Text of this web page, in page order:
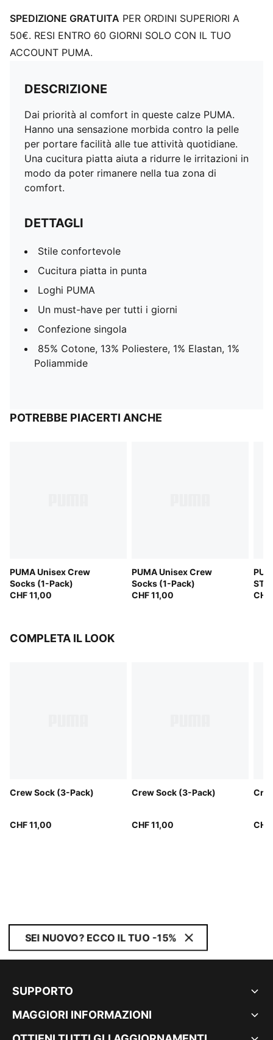
SPEDIZIONE GRATUITA PER ORDINI SUPERIORI A
50€. RESI ENTRO 60 GIORNI SOLO CON IL TUO
ACCOUNT PUMA.
DESCRIZIONE
Dai priorità al comfort in queste calze PUMA.
Hanno una sensazione morbida contro la pelle
per portare facilità alle tue attività quotidiane.
Una cucitura piatta aiuta a ridurre le irritazioni in
modo da poter rimanere nella tua zona di
comfort.
DETTAGLI
Stile confortevole
Cucitura piatta in punta
Loghi PUMA
Un must-have per tutti i giorni
Confezione singola
85% Cotone, 13% Poliestere, 1% Elastan, 1%
Poliammide
POTREBBE PIACERTI ANCHE
PUMA Unisex Crew
Socks (1-Pack)
CHF 11,00
PUMA Unisex Crew
Socks (1-Pack)
CHF 11,00
COMPLETA IL LOOK
Crew Sock (3-Pack)
CHF 11,00
Crew Sock (3-Pack)
CHF 11,00
SEI NUOVO? ECCO IL TUO -15%
SUPPORTO
MAGGIORI INFORMAZIONI